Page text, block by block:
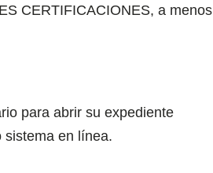
CERTIFICACIONES, a menos
para abrir su expediente
sistema en línea.